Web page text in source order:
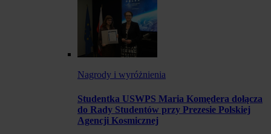
Nagrody i wyróżnienia
Studentka USWPS Maria Komędera dołącza
do Rady Studentów przy Prezesie Polskiej
Agencji Kosmicznej